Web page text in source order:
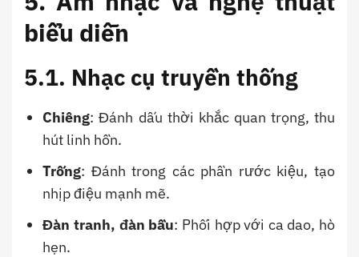
biểu diễn
5.1. Nhạc cụ truyền thống
Chiêng: Đánh dấu thời khắc quan trọng, thu
hút linh hồn.
Trống: Đánh trong các phần rước kiệu, tạo
nhịp điệu mạnh mẽ.
Đàn tranh, đàn bầu: Phối hợp với ca dao, hò
hẹn.